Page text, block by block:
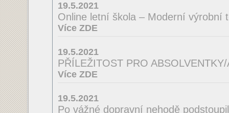
19.5.2021
Online letní škola – Moderní výrobní
Více ZDE
19.5.2021
PŘÍLEŽITOST PRO
Více ZDE
19.5.2021
Po vážné dopravní nehodě